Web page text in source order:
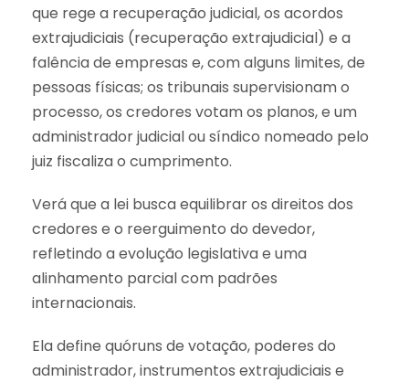
que rege a recuperação judicial, os acordos
extrajudiciais (recuperação extrajudicial) e a
falência de empresas e, com alguns limites, de
pessoas físicas; os tribunais supervisionam o
processo, os credores votam os planos, e um
administrador judicial ou síndico nomeado pelo
juiz fiscaliza o cumprimento.
Verá que a lei busca equilibrar os direitos dos
credores e o reerguimento do devedor,
refletindo a evolução legislativa e uma
alinhamento parcial com padrões
internacionais.
Ela define quóruns de votação, poderes do
administrador, instrumentos extrajudiciais e